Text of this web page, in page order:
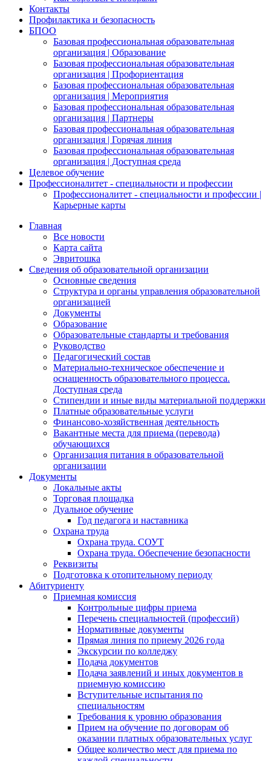
Контакты
Профилактика и безопасность
БПОО
Базовая профессиональная образовательная
организация | Образование
Базовая профессиональная образовательная
организация | Профориентация
Базовая профессиональная образовательная
организация | Мероприятия
Базовая профессиональная образовательная
организация | Партнеры
Базовая профессиональная образовательная
организация | Горячая линия
Базовая профессиональная образовательная
организация | Доступная среда
Целевое обучение
Профессионалитет - специальности и профессии
Профессионалитет - специальности и профессии |
Карьерные карты
Главная
Все новости
Карта сайта
Эвритошка
Сведения об образовательной организации
Основные сведения
Структура и органы управления образовательной
организацией
Документы
Образование
Образовательные стандарты и требования
Руководство
Педагогический состав
Материально-техническое обеспечение и
оснащенность образовательного процесса.
Доступная среда
Стипендии и иные виды материальной поддержки
Платные образовательные услуги
Финансово-хозяйственная деятельность
Вакантные места для приема (перевода)
обучающихся
Организация питания в образовательной
организации
Документы
Локальные акты
Торговая площадка
Дуальное обучение
Год педагога и наставника
Охрана труда
Охрана труда. СОУТ
Охрана труда. Обеспечение безопасности
Реквизиты
Подготовка к отопительному периоду
Абитуриенту
Приемная комиссия
Контрольные цифры приема
Перечень специальностей (профессий)
Нормативные документы
Прямая линия по приему 2026 года
Экскурсии по колледжу
Подача документов
Подача заявлений и иных документов в
приемную комиссию
Вступительные испытания по
специальностям
Требования к уровню образования
Прием на обучение по договорам об
оказании платных образовательных услуг
Общее количество мест для приема по